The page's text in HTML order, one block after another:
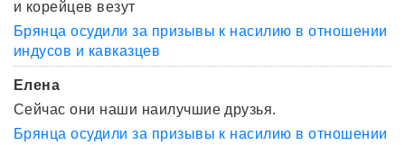
и корейцев везут
Брянца осудили за призывы к насилию в отношении
индусов и кавказцев
Елена
Сейчас они наши наилучшие друзья.
Брянца осудили за призывы к насилию в отношении